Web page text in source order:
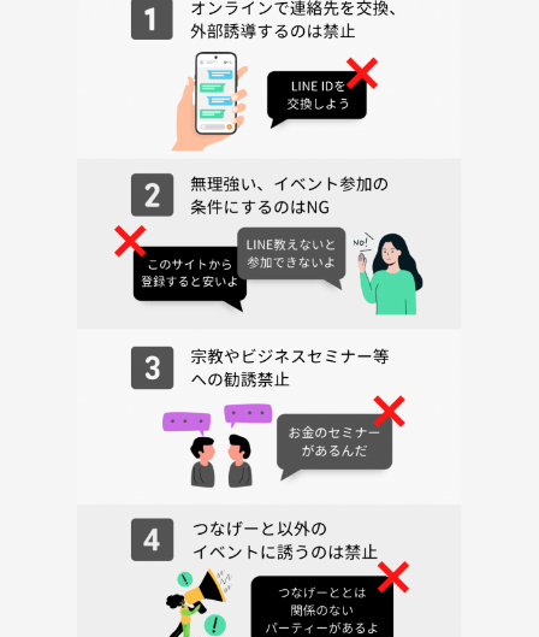
・本イベントにおいて、あくまでボードゲームは「みんなと仲良くなる
ためのツール」です。熱中するあまり、他参加者が不快になるような言
動がないようお気をつけください。
・ゲーム選びやルール説明は、基本的に主催も介入させていただきま
す。大半の対人トラブルの原因はこの部分で発生するためですのでご了
承ください。もちろん皆さんのご希望を加味したうえで提案させていた
・本イベントで遊ぶゲームは、少しルール説明量の多い選びとなりま
す。外国語話者の方のご参加ももちろん可能ですが、どうしても少し難
しい単語も交えた日本語での説明となりますためご注意ください。
・会場には本イベント以外にもご利用者がいます。過度な大声でのおし
ゃべりなど、主催から注意をする場合がございます。
みなさんが最大限楽しめるよう、全力でサポートさせていただきます！